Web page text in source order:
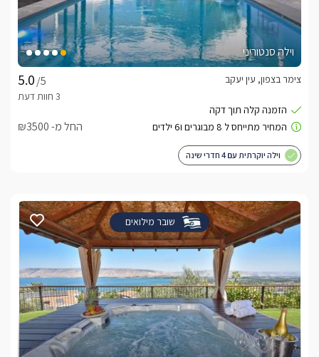
וילה סנטוריני
/5
צימר בצפון, עין יעקב
החל מ- ₪3500
וילה יוקרתית עם 4 חדרי שינה
שובר מילואים